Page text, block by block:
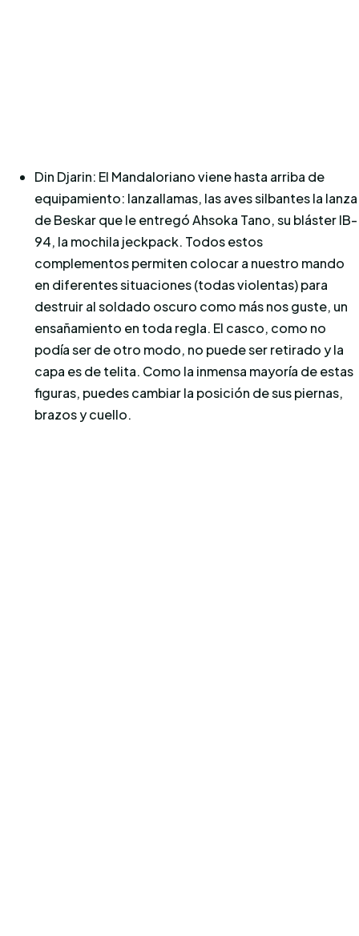
Din Djarin: El Mandaloriano viene hasta arriba de
equipamiento: lanzallamas, las aves silbantes la lanza
de Beskar que le entregó Ahsoka Tano, su bláster IB-
94, la mochila jeckpack. Todos estos
complementos permiten colocar a nuestro mando
en diferentes situaciones (todas violentas) para
destruir al soldado oscuro como más nos guste, un
ensañamiento en toda regla. El casco, como no
podía ser de otro modo, no puede ser retirado y la
capa es de telita. Como la inmensa mayoría de estas
figuras, puedes cambiar la posición de sus piernas,
brazos y cuello.